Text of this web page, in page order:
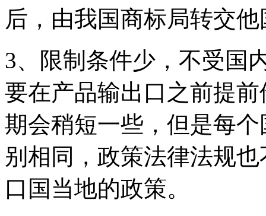
后，由我国商标局转交
3、限制条件少，不受国
要在产品输出口之前提
期会稍短一些，但是每
别相同，政策法律法规
口国当地的政策。